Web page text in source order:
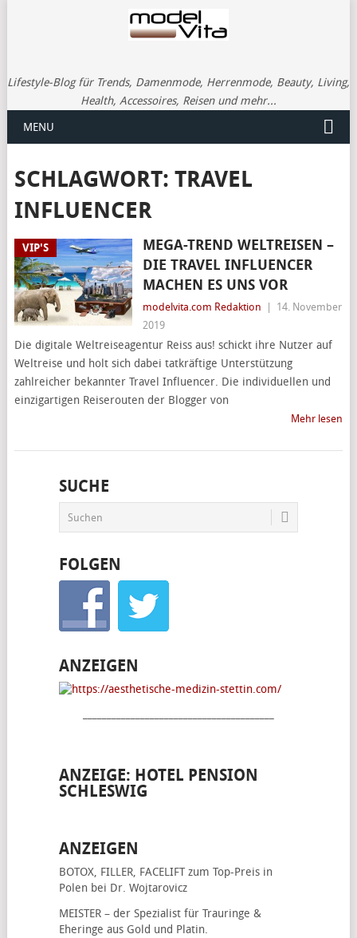
Lifestyle-Blog für Trends, Damenmode, Herrenmode, Beauty, Living,
Health, Accessoires, Reisen und mehr...
MENU
SCHLAGWORT: TRAVEL
INFLUENCER
VIP'S
MEGA-TREND WELTREISEN –
DIE TRAVEL INFLUENCER
MACHEN ES UNS VOR
modelvita.com Redaktion
14. November
2019
Die digitale Weltreiseagentur Reiss aus! schickt ihre Nutzer auf
Weltreise und holt sich dabei tatkräftige Unterstützung
zahlreicher bekannter Travel Influencer. Die individuellen und
einzigartigen Reiserouten der Blogger von
Mehr lesen
SUCHE
FOLGEN
ANZEIGEN
ANZEIGE: HOTEL PENSION
SCHLESWIG
ANZEIGEN
BOTOX, FILLER, FACELIFTzum Top-Preis in
Polen bei Dr. Wojtarovicz
MEISTER – der Spezialist für Trauringe &
Eheringe aus Gold und Platin.